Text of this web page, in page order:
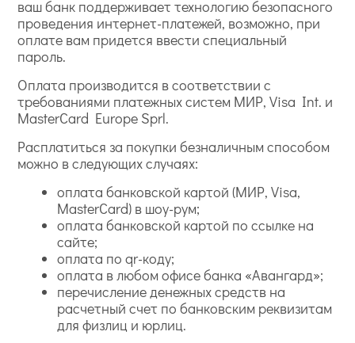
ваш банк поддерживает технологию безопасного
проведения интернет-платежей, возможно, при
оплате вам придется ввести специальный
пароль.
Оплата производится в соответствии с
требованиями платежных систем МИР, Visa Int. и
MasterCard Europe Sprl.
Расплатиться за покупки безналичным способом
можно в следующих случаях:
оплата банковской картой (МИР, Visa,
MasterCard) в шоу-рум;
оплата банковской картой по ссылке на
сайте;
оплата по qr-коду;
оплата в любом офисе банка «Авангард»;
перечисление денежных средств на
расчетный счет по банковским реквизитам
для физлиц и юрлиц.